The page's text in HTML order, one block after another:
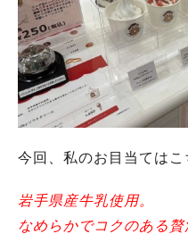
今回、私のお目当ては
岩手県産牛乳使用。
なめらかでコクのある贅